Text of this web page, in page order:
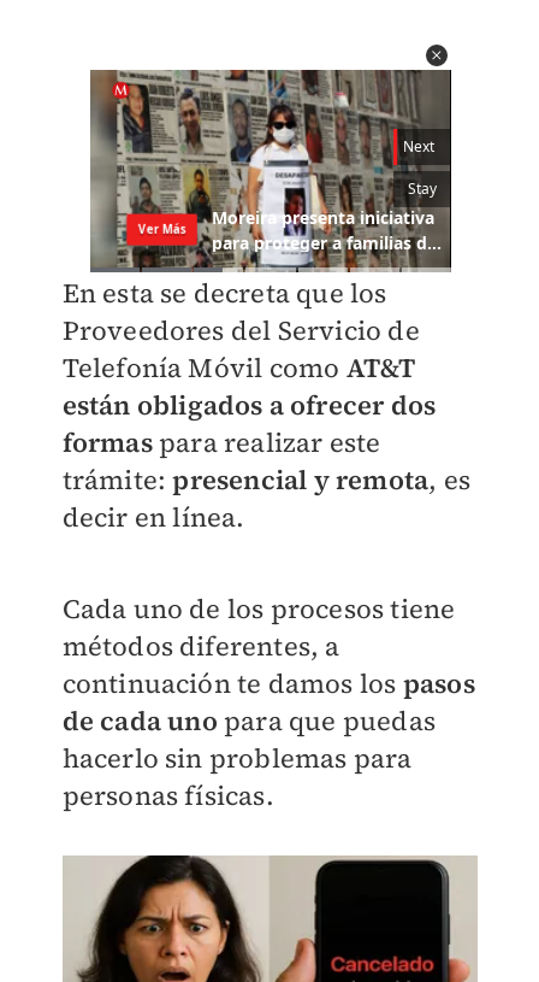
En esta se decreta que los
Proveedores del Servicio de
Telefonía Móvil como AT&T
están obligados a ofrecer dos
formaspara realizar este
trámite: presencial y remota, es
decir en línea.
Cada uno de los procesos tiene
métodos diferentes, a
continuación te damos los pasos
de cada uno para que puedas
hacerlo sin problemas para
personas físicas.